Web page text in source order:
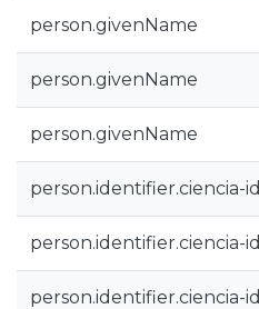
person.givenName
person.givenName
person.givenName
person.identifier.ciencia-id
person.identifier.ciencia-id
person.identifier.ciencia-id